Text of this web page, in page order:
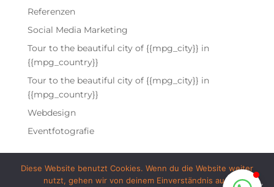
Referenzen
Social Media Marketing
Tour to the beautiful city of {{mpg_city}} in
{{mpg_country}}
Tour to the beautiful city of {{mpg_city}} in
{{mpg_country}}
Webdesign
Eventfotografie
Diese Website benutzt Cookies. Wenn du die Website weiter
nutzt, gehen wir von deinem Einverständnis aus.